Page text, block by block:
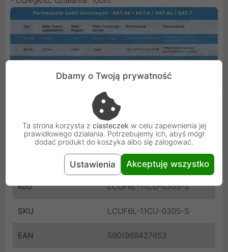
Cechy produktu
Kolor Szary
Lanberg
Kod LCUF6L-11CU-0305-S
SKU LCUF6L-11CU-0305-S
EAN 5901969427653
Dbamy o Twoją prywatność
Ta strona korzysta z ciasteczek w celu zapewnienia jej
prawidłowego działania. Potrzebujemy ich, abyś mógł
dodać produkt do koszyka albo się zalogować.
Ustawienia Akceptuję wszystko